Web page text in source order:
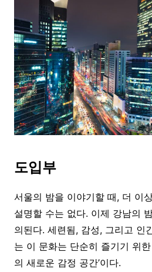
도입부
서울의 밤을 이야기할 때, 더 이
설명할 수는 없다. 이제 강남의
의된다. 세련됨, 감성, 그리고 인
는 이 문화는 단순히 즐기기 위
의 새로운 감정 공간’이다.